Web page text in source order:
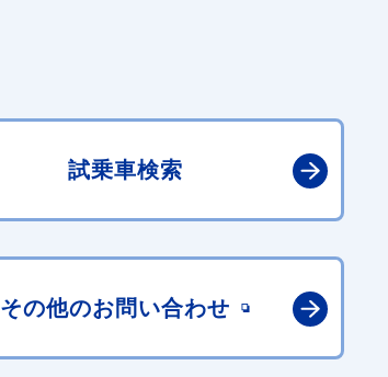
試乗車検索
その他のお問い合わせ